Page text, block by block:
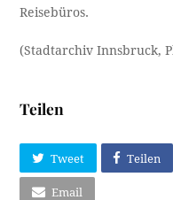
Reisebüros.
(Stadtarchiv Innsbruck,
Teilen
Tweet Teilen
Email